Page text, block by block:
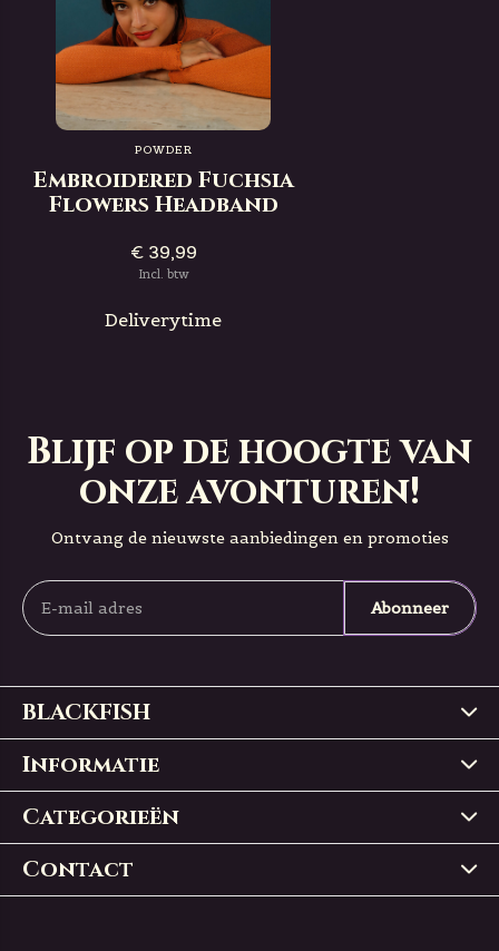
POWDER
Embroidered Fuchsia
Flowers Headband
€ 39,99
Incl. btw
Deliverytime
Blijf op de hoogte van
onze avonturen!
Ontvang de nieuwste aanbiedingen en promoties
Abonneer
BLACKFISH
Informatie
Categorieën
Contact